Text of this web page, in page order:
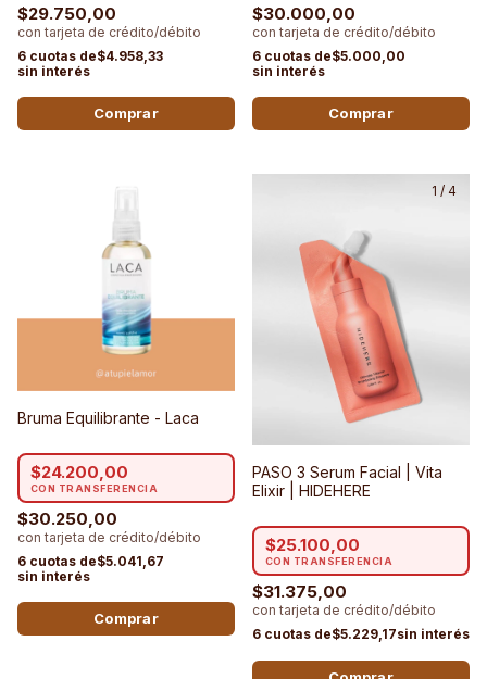
$29.750,00
$4.958,33
$30.000,00
$5.000,00
Bruma Equilibrante - Laca
$30.250,00
$5.041,67
$24.200,00
1 / 4
PASO 3 Serum Facial | Vita
Elixir | HIDEHERE
$31.375,00
$5.229,17
$25.100,00